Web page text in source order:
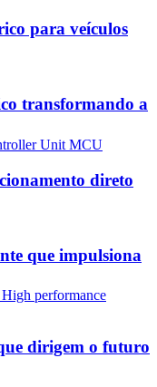
para veículos
transformando a
direto
que impulsiona
dirigem o futuro